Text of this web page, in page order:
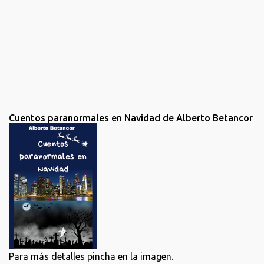
Cuentos paranormales en Navidad de Alberto Betancor
Para más detalles pincha en la imagen.